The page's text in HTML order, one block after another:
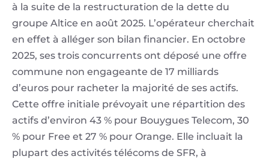
à la suite de la restructuration de la dette du
groupe Altice en août 2025. L’opérateur cherchait
en effet à alléger son bilan financier. En octobre
2025, ses trois concurrents ont déposé une offre
commune non engageante de 17 milliards
d’euros pour racheter la majorité de ses actifs.
Cette offre initiale prévoyait une répartition des
actifs d’environ 43 % pour Bouygues Telecom, 30
% pour Free et 27 % pour Orange. Elle incluait la
plupart des activités télécoms de SFR, à